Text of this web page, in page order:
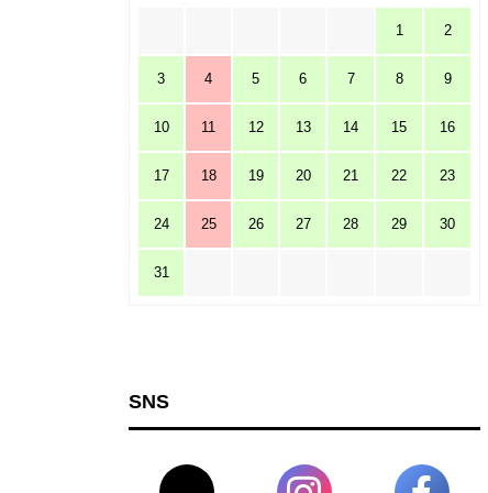
1 2
3 4 5 6 7 8 9
10 11 12 13 14 15 16
17 18 19 20 21 22 23
24 25 26 27 28 29 30
31
SNS